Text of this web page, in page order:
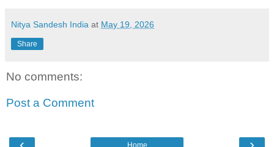
Nitya Sandesh India at May 19, 2026
Share
No comments:
Post a Comment
Home